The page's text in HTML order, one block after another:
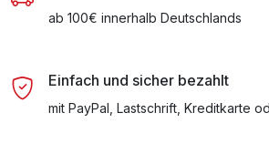
ab 100€ innerhalb Deutschlands
Einfach und sicher bezahlt
mit PayPal, Lastschrift, Kreditkarte